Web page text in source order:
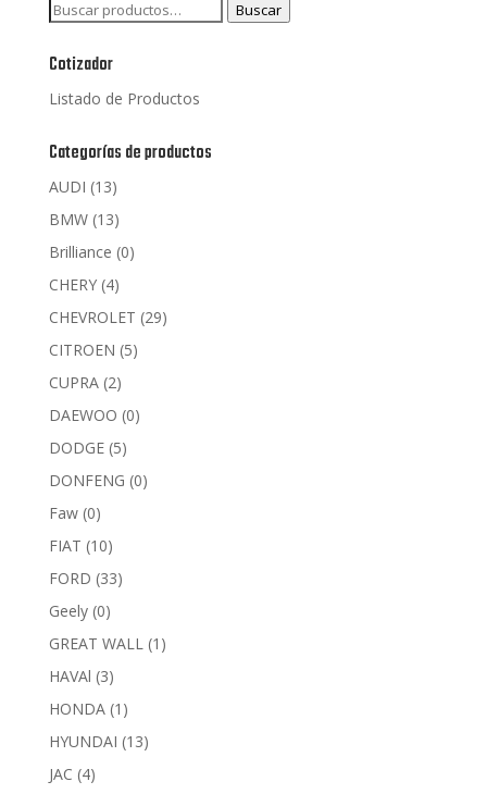
Buscar
Buscar
Cotizador
Listado de Productos
Categorías de productos
AUDI (13)
BMW (13)
Brilliance (0)
CHERY (4)
CHEVROLET (29)
CITROEN (5)
CUPRA (2)
DAEWOO (0)
DODGE (5)
DONFENG (0)
Faw (0)
FIAT (10)
FORD (33)
Geely (0)
GREAT WALL (1)
HAVAl (3)
HONDA (1)
HYUNDAI (13)
JAC (4)